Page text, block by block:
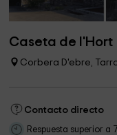
Caseta de l'Hort
Corbera D'ebre,
Contacto directo
Respuesta superior a